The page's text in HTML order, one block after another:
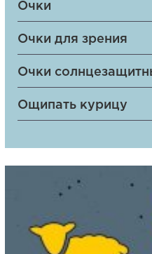
Очки
Очки для зрения
Очки
Ощипать курицу